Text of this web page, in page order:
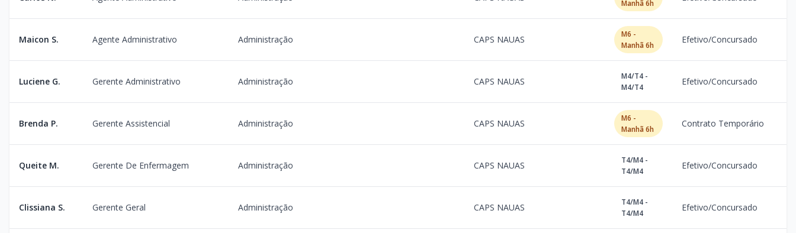
Manhã 6h
Maicon S. Agente Administrativo Administração CAPS NAUAS
M6 -
Manhã 6h
Efetivo/Concursado
Luciene G. Gerente Administrativo Administração CAPS NAUAS
M4/T4 -
M4/T4
Efetivo/Concursado
Brenda P. Gerente Assistencial Administração CAPS NAUAS
M6 -
Manhã 6h
Contrato Temporário
Queite M. Gerente De Enfermagem Administração CAPS NAUAS
T4/M4 -
T4/M4
Efetivo/Concursado
Clissiana S. Gerente Geral Administração CAPS NAUAS
T4/M4 -
T4/M4
Efetivo/Concursado